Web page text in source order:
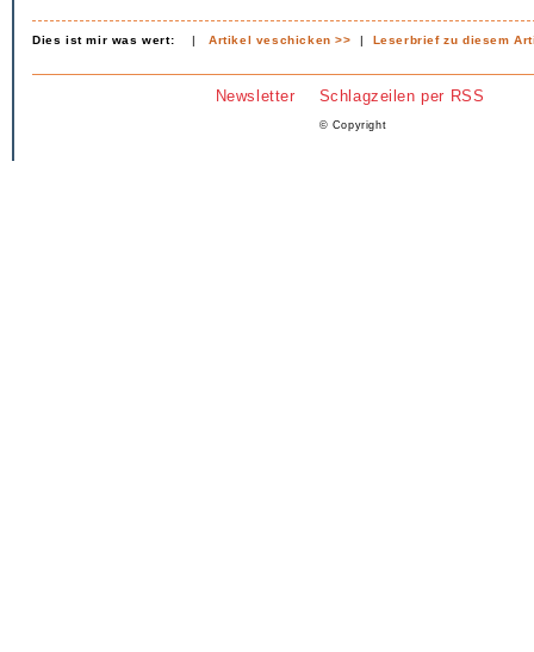
Dies ist mir was wert: |Artikel veschicken >> | Leserbrief zu diesem
Newsletter Schlagzeilen per RSS
© Copyright